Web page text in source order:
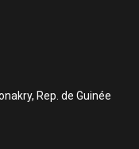
Rep. de Guinée